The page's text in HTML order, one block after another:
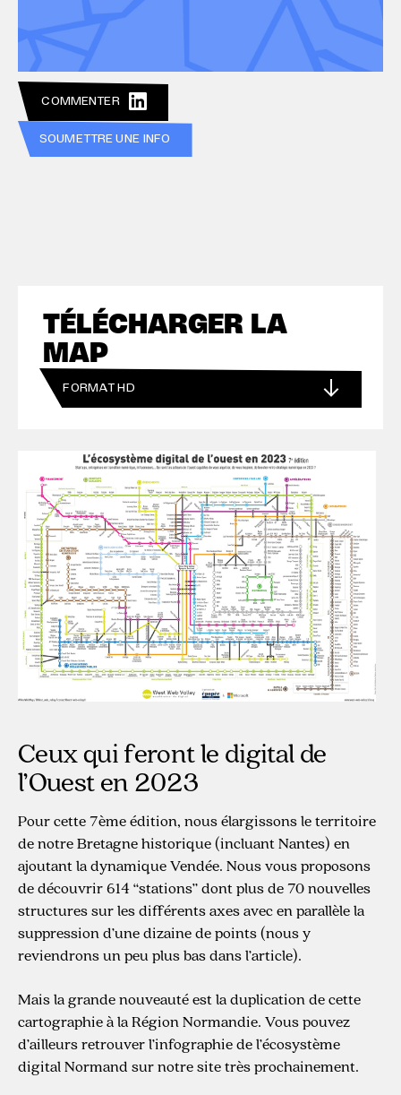
Région Normandie, à découvrir sur notre site.
COMMENTER
SOUMETTRE UNE INFO
Ceux qui feront le digital de
l’Ouest en 2023
Pour cette 7ème édition, nous élargissons le territoire
de notre Bretagne historique (incluant Nantes) en
ajoutant la dynamique Vendée. Nous vous proposons
de découvrir 614 “stations” dont plus de 70 nouvelles
structures sur les différents axes avec en parallèle la
suppression d’une dizaine de points (nous y
reviendrons un peu plus bas dans l’article).
Mais la grande nouveauté est la duplication de cette
cartographie à la Région Normandie. Vous pouvez
d’ailleurs retrouver l’infographie de l’écosystème
digital Normand sur notre site très prochainement.
TÉLÉCHARGER LA
MAP
FORMAT HD